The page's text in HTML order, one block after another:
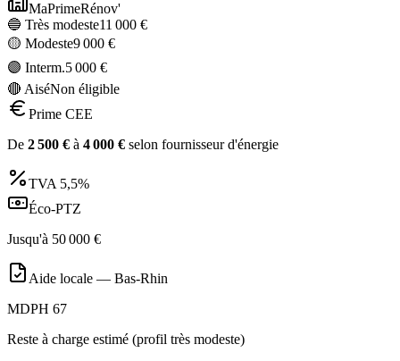
MaPrimeRénov'
🔵 Très modeste11 000 €
🟡 Modeste9 000 €
🟣 Interm.5 000 €
🔴 AiséNon éligible
Prime CEE
De 2 500 € à 4 000 € selon fournisseur d'énergie
TVA 5,5%
Éco-PTZ
Jusqu'à 50 000 €
Aide locale — Bas-Rhin
MDPH 67
Reste à charge estimé (profil très modeste)